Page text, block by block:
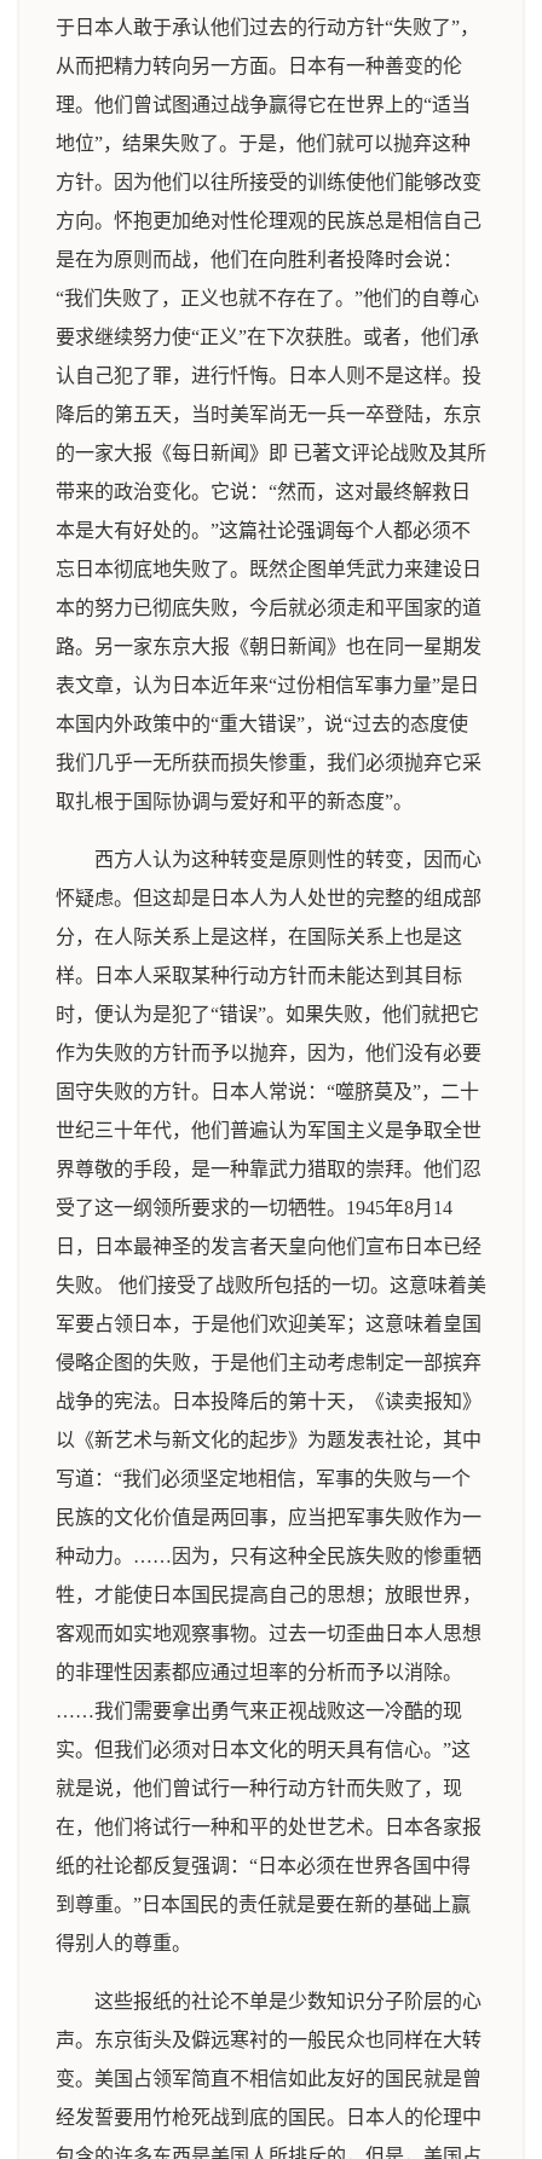
于日本人敢于承认他们过去的行动方针“失败了”，
从而把精力转向另一方面。日本有一种善变的伦
理。他们曾试图通过战争赢得它在世界上的“适当
地位”，结果失败了。于是，他们就可以抛弃这种
方针。因为他们以往所接受的训练使他们能够改变
方向。怀抱更加绝对性伦理观的民族总是相信自己
是在为原则而战，他们在向胜利者投降时会说：
“我们失败了，正义也就不存在了。”他们的自尊心
要求继续努力使“正义”在下次获胜。或者，他们承
认自己犯了罪，进行忏悔。日本人则不是这样。投
降后的第五天，当时美军尚无一兵一卒登陆，东京
的一家大报《每日新闻》即 已著文评论战败及其所
带来的政治变化。它说：“然而，这对最终解救日
本是大有好处的。”这篇社论强调每个人都必须不
忘日本彻底地失败了。既然企图单凭武力来建设日
本的努力已彻底失败，今后就必须走和平国家的道
路。另一家东京大报《朝日新闻》也在同一星期发
表文章，认为日本近年来“过份相信军事力量”是日
本国内外政策中的“重大错误”，说“过去的态度使
我们几乎一无所获而损失惨重，我们必须抛弃它采
取扎根于国际协调与爱好和平的新态度”。
西方人认为这种转变是原则性的转变，因而心
怀疑虑。但这却是日本人为人处世的完整的组成部
分，在人际关系上是这样，在国际关系上也是这
样。日本人采取某种行动方针而未能达到其目标
时，便认为是犯了“错误”。如果失败，他们就把它
作为失败的方针而予以抛弃，因为，他们没有必要
固守失败的方针。日本人常说：“噬脐莫及”，二十
世纪三十年代，他们普遍认为军国主义是争取全世
界尊敬的手段，是一种靠武力猎取的崇拜。他们忍
受了这一纲领所要求的一切牺牲。1945年8月14
日，日本最神圣的发言者天皇向他们宣布日本已经
失败。 他们接受了战败所包括的一切。这意味着美
军要占领日本，于是他们欢迎美军；这意味着皇国
侵略企图的失败，于是他们主动考虑制定一部摈弃
战争的宪法。日本投降后的第十天，《读卖报知》
以《新艺术与新文化的起步》为题发表社论，其中
写道：“我们必须坚定地相信，军事的失败与一个
民族的文化价值是两回事，应当把军事失败作为一
种动力。……因为，只有这种全民族失败的惨重牺
牲，才能使日本国民提高自己的思想；放眼世界，
客观而如实地观察事物。过去一切歪曲日本人思想
的非理性因素都应通过坦率的分析而予以消除。
……我们需要拿出勇气来正视战败这一冷酷的现
实。但我们必须对日本文化的明天具有信心。”这
就是说，他们曾试行一种行动方针而失败了，现
在，他们将试行一种和平的处世艺术。日本各家报
纸的社论都反复强调：“日本必须在世界各国中得
到尊重。”日本国民的责任就是要在新的基础上赢
得别人的尊重。
这些报纸的社论不单是少数知识分子阶层的心
声。东京街头及僻远寒衬的一般民众也同样在大转
变。美国占领军简直不相信如此友好的国民就是曾
经发誓要用竹枪死战到底的国民。日本人的伦理中